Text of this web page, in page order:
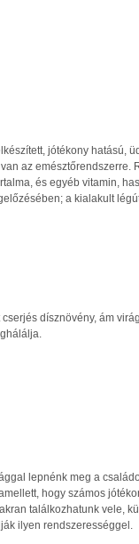
jótékony hatású,
az emésztőrendszerre.
és egyéb vitamin,
a kialakult
dísznövény, ám
lepnénk meg a
hogy számos
találkozhatunk vele,
ilyen rendszerességgel.